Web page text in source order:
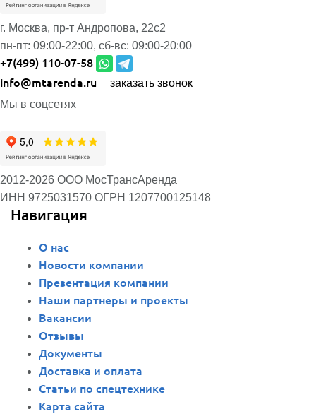
г. Москва, пр-т Андропова, 22с2
пн-пт: 09:00-22:00, сб-вс: 09:00-20:00
+7(499) 110-07-58
info@mtarenda.ru
заказать звонок
Мы в соцсетях
2012-2026 ООО МосТрансАренда
ИНН 9725031570 ОГРН 1207700125148
Навигация
О нас
Новости компании
Презентация компании
Наши партнеры и проекты
Вакансии
Отзывы
Документы
Доставка и оплата
Статьи по спецтехнике
Карта сайта